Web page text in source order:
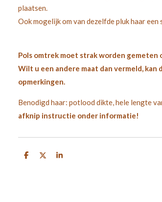
plaatsen.
Ook mogelijk om van dezelfde pluk haar
Pols omtrek moet strak worden gemeten
Wilt u een andere maat dan vermeld, kan
opmerkingen.
Benodigd haar: potlood dikte, hele lengte
afknip instructie onder informatie!
D
D
S